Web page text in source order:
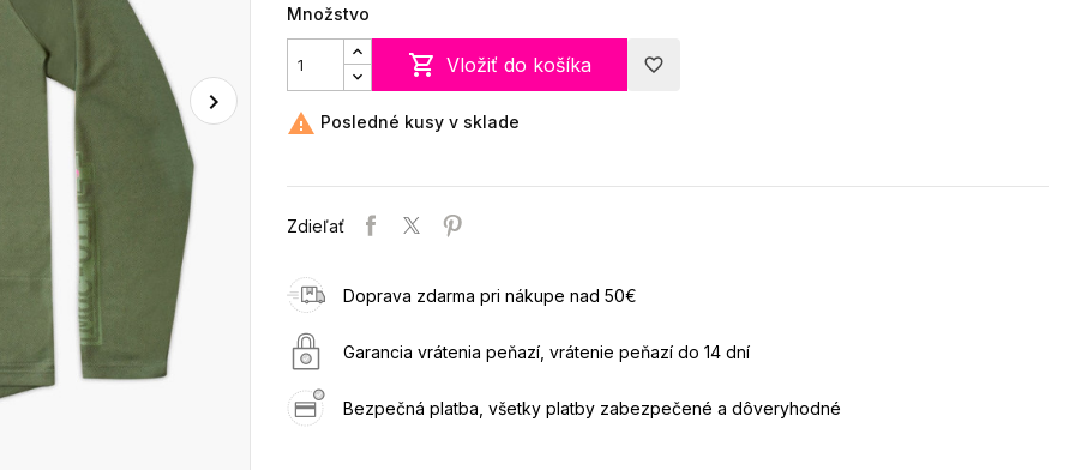
Množstvo
 Vložiť do košíka favorite_border
 Posledné kusy v sklade
Zdieľať
Doprava zdarma pri nákupe nad 50€
Garancia vrátenia peňazí, vrátenie peňazí do 14 dní
Bezpečná platba, všetky platby zabezpečené a dôveryhodné